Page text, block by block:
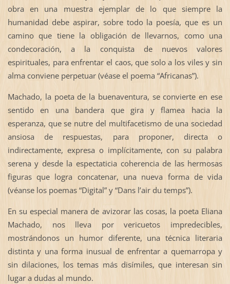
obra en una muestra ejemplar de lo que siempre la
humanidad debe aspirar, sobre todo la poesía, que es un
camino que tiene la obligación de llevarnos, como una
condecoración, a la conquista de nuevos valores
espirituales, para enfrentar el caos, que solo a los viles y sin
alma conviene perpetuar (véase el poema “Africanas”).
Machado, la poeta de la buenaventura, se convierte en ese
sentido en una bandera que gira y flamea hacia la
esperanza, que se nutre del multifacetismo de una sociedad
ansiosa de respuestas, para proponer, directa o
indirectamente, expresa o implícitamente, con su palabra
serena y desde la espectaticia coherencia de las hermosas
figuras que logra concatenar, una nueva forma de vida
(véanse los poemas “Digital” y “Dans l’air du temps”).
En su especial manera de avizorar las cosas, la poeta Eliana
Machado, nos lleva por vericuetos impredecibles,
mostrándonos un humor diferente, una técnica literaria
distinta y una forma inusual de enfrentar a quemarropa y
sin dilaciones, los temas más disímiles, que interesan sin
lugar a dudas al mundo.